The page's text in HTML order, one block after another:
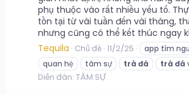
phụ thuộc vào rất nhiều yếu tố.
tồn tại từ vài tuần đến vài tháng,
nhưng cũng có thể kết thúc ngay
Tequila Chủ đề 11/2/25 app tìm
quan hệ
tâm sự trà đá trà đá
Diễn đàn: TÂM SỰ